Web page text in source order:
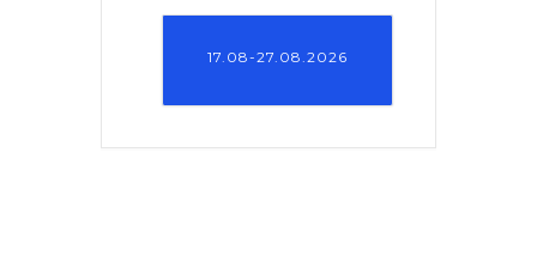
17.08-27.08.2026